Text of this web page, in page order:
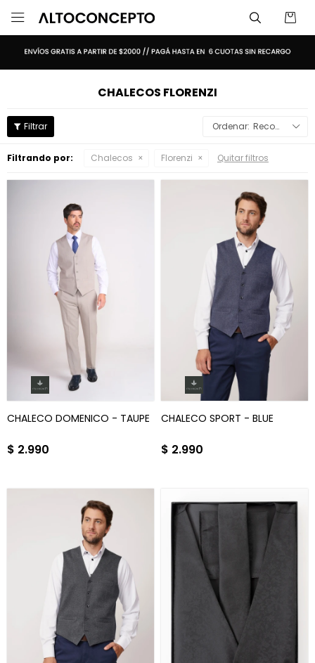

CHALECOS FLORENZI
Recomendados
Filtrando por: Chalecos Florenzi Quitar filtros
CHALECO DOMENICO - TAUPE
$ 2.990
CHALECO SPORT - BLUE
$ 2.990